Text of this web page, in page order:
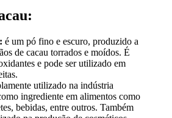
é um pó fino e escuro, produzido a
de cacau torrados e moídos. É
e pode ser utilizado em
utilizado na indústria
ingrediente em alimentos como
bebidas, entre outros. Também